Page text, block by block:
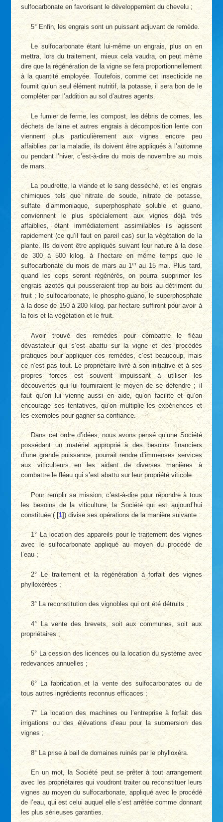
sulfocarbonate en favorisant le développement du chevelu ;
5° Enfin, les engrais sont un puissant adjuvant de remède.
Le sulfocarbonate étant lui-même un engrais, plus on en
mettra, lors du traitement, mieux cela vaudra, on peut même
dire que la régénération de la vigne se fera proportionnellement
à la quantité employée. Toutefois, comme cet insecticide ne
fournit qu’un seul élément nutritif, la potasse, il sera bon de le
compléter par l’addition au sol d’autres agents.
Le fumier de ferme, les compost, les débris de cornes, les
déchets de laine et autres engrais à décomposition lente con
viennent plus particulièrement aux vignes encore peu
affaiblies par la maladie, ils doivent être appliqués à l’automne
ou pendant l’hiver, c’est-à-dire du mois de novembre au mois
de mars.
La poudrette, la viande et le sang desséché, et les engrais
chimiques tels que nitrate de soude, nitrate de potasse,
sulfate d’ammoniaque, superphosphate soluble et guano,
conviennent le plus spécialement aux vignes déjà très
affaiblies, étant immédiatement assimilables ils agissent
rapidement (ce qu’il faut en pareil cas) sur la végétation de la
plante. Ils doivent être appliqués suivant leur nature à la dose
de 300 à 500 kilog. à l’hectare en même temps que le
sulfocarbonate du mois de mars au 1erau 15 mai. Plus tard,
quand les ceps seront régénérés, on pourra supprimer les
engrais azotés qui pousseraient trop au bois au détriment du
fruit ; le sulfocarbonate, le phospho-guano, le superphosphate
à la dose de 150 à 200 kilog. par hectare suffiront pour avoir à
la fois et la végétation et le fruit.
Avoir trouvé des remèdes pour combattre le fléau
dévastateur qui s’est abattu sur la vigne et des procédés
pratiques pour appliquer ces remèdes, c’est beaucoup, mais
ce n’est pas tout. Le propriétaire livré à son initiative et à ses
propres forces est souvent impuissant à utiliser les
découvertes qui lui fourniraient le moyen de se défendre ; il
faut qu’on lui vienne aussi en aide, qu’on facilite et qu’on
encourage ses tentatives, qu’on multiplie les expériences et
les exemples pour gagner sa confiance.
Dans cet ordre d’idées, nous avons pensé qu’une Société
possédant un matériel approprié à des besoins financiers
d’une grande puissance, pourrait rendre d’immenses services
aux viticulteurs en les aidant de diverses manières à
combattre le fléau qui s’est abattu sur leur propriété viticole.
Pour remplir sa mission, c’est-à-dire pour répondre à tous
les besoins de la viticulture, la Société qui est aujourd’hui
constituée ([1]) divise ses opérations de la manière suivante :
1° La location des appareils pour le traitement des vignes
avec le sulfocarbonate appliqué au moyen du procédé de
l’eau ;
2° Le traitement et la régénération à forfait des vignes
phylloxérées ;
3° La reconstitution des vignobles qui ont été détruits ;
4° La vente des brevets, soit aux communes, soit aux
propriétaires ;
5° La cession des licences ou la location du système avec
redevances annuelles ;
6° La fabrication et la vente des sulfocarbonates ou de
tous autres ingrédients reconnus efficaces ;
7° La location des machines ou l’entreprise à forfait des
irrigations ou des élévations d’eau pour la submersion des
vignes ;
8° La prise à bail de domaines ruinés par le phylloxéra.
En un mot, la Société peut se prêter à tout arrangement
avec les propriétaires qui voudront traiter ou reconstituer leurs
vignes au moyen du sulfocarbonate, appliqué avec le procédé
de l’eau, qui est celui auquel elle s’est arrêtée comme donnant
les plus sérieuses garanties.